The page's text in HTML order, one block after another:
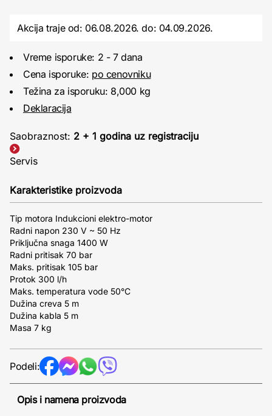
Akcija traje od: 06.08.2026.do: 04.09.2026.
Vreme isporuke: 2 - 7 dana
Cena isporuke: po cenovniku
Težina za isporuku: 8,000 kg
Deklaracija
Saobraznost: 2 + 1 godina uz registraciju
Servis
Karakteristike proizvoda
Tip motora Indukcioni elektro-motor
Radni napon 230 V ~ 50 Hz
Priključna snaga 1400 W
Radni pritisak 70 bar
Maks. pritisak 105 bar
Protok 300 l/h
Maks. temperatura vode 50°C
Dužina creva 5 m
Dužina kabla 5 m
Masa 7 kg
Podeli:
Opis i namena proizvoda